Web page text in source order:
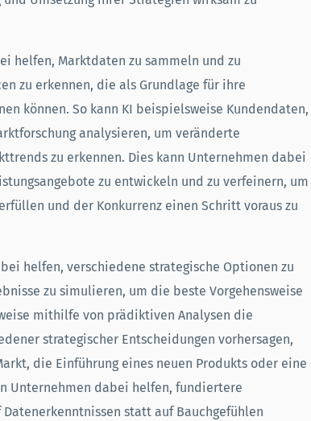
helfen, Marktdaten zu sammeln und zu
zu erkennen, die als Grundlage für ihre
können. So kann KI beispielsweise Kundendaten,
analysieren, um veränderte
zu erkennen. Dies kann Unternehmen dabei
zu entwickeln und zu verfeinern, um
und der Konkurrenz einen Schritt voraus zu
helfen, verschiedene strategische Optionen zu
zu simulieren, um die beste Vorgehensweise
mithilfe von prädiktiven Analysen die
strategischer Entscheidungen vorhersagen,
die Einführung eines neuen Produkts oder eine
Unternehmen dabei helfen, fundiertere
statt auf Bauchgefühlen